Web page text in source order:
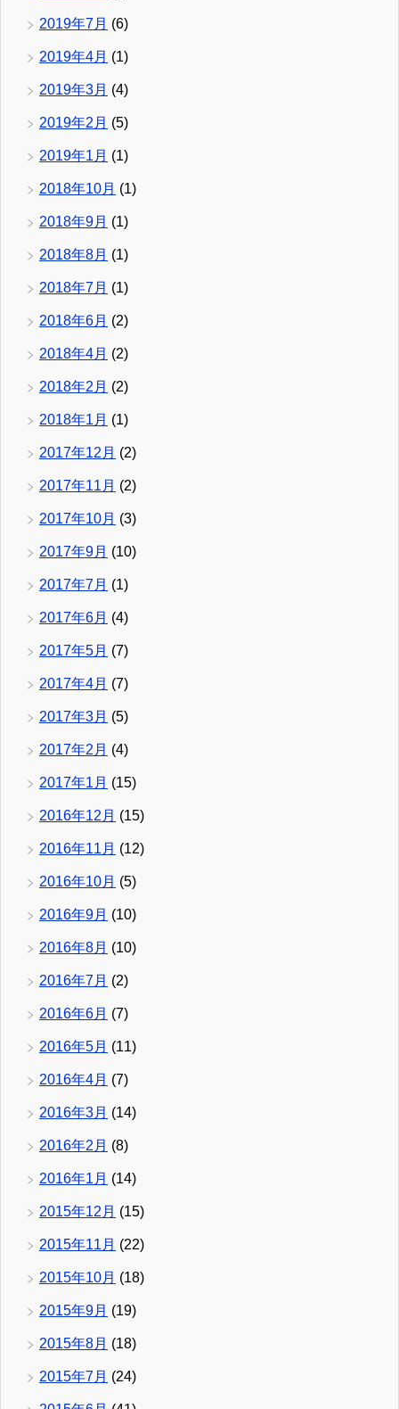
2019年7月 (6)
2019年4月 (1)
2019年3月 (4)
2019年2月 (5)
2019年1月 (1)
2018年10月 (1)
2018年9月 (1)
2018年8月 (1)
2018年7月 (1)
2018年6月 (2)
2018年4月 (2)
2018年2月 (2)
2018年1月 (1)
2017年12月 (2)
2017年11月 (2)
2017年10月 (3)
2017年9月 (10)
2017年7月 (1)
2017年6月 (4)
2017年5月 (7)
2017年4月 (7)
2017年3月 (5)
2017年2月 (4)
2017年1月 (15)
2016年12月 (15)
2016年11月 (12)
2016年10月 (5)
2016年9月 (10)
2016年8月 (10)
2016年7月 (2)
2016年6月 (7)
2016年5月 (11)
2016年4月 (7)
2016年3月 (14)
2016年2月 (8)
2016年1月 (14)
2015年12月 (15)
2015年11月 (22)
2015年10月 (18)
2015年9月 (19)
2015年8月 (18)
2015年7月 (24)